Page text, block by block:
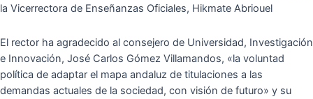
la Vicerrectora de Enseñanzas Oficiales, Hikmate Abriouel
El rector ha agradecido al consejero de Universidad, Investigación
e Innovación, José Carlos Gómez Villamandos, «la voluntad
política de adaptar el mapa andaluz de titulaciones a las
demandas actuales de la sociedad, con visión de futuro» y su